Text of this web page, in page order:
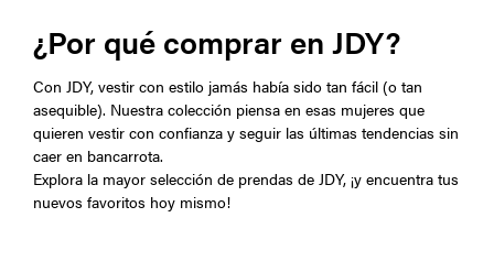
¿Por qué comprar en JDY?
Con JDY, vestir con estilo jamás había sido tan fácil (o tan
asequible). Nuestra colección piensa en esas mujeres que
quieren vestir con confianza y seguir las últimas tendencias sin
caer en bancarrota.
Explora la mayor selección de prendas de JDY, ¡y encuentra tus
nuevos favoritos hoy mismo!